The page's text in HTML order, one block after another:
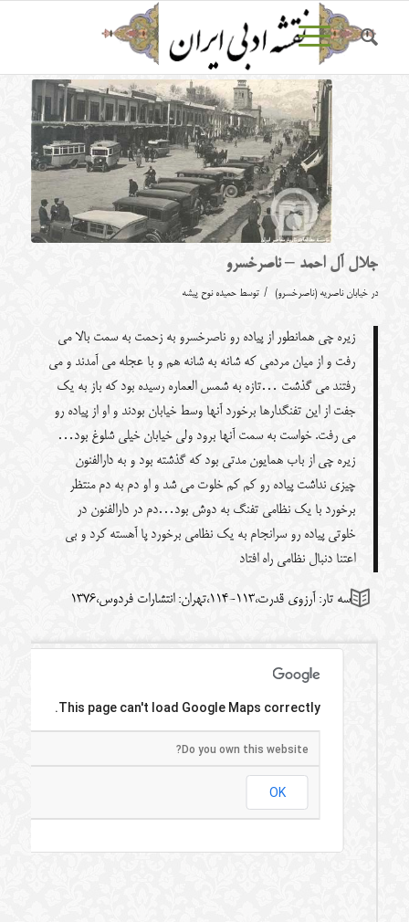
جلال آل احمد – ناصرخسرو
در خیابان ناصریه (ناصرخسرو) / توسط حمیده نوح پیشه
زیره چی همانطور از پیاده رو ناصرخسرو به زحمت به سمت بالا می
رفت و از میان مردمی که شانه به شانه هم و با عجله می آمدند و می
رفتند می گذشت …تازه به شمس العماره رسیده بود که باز به یک
جفت از این تفنگدارها برخورد آنها وسط خیابان بودند و او از پیاده رو
می رفت. خواست به سمت آنها برود ولی خیابان خیلی شلوغ بود…
زیره چی از باب همایون مدتی بود که گذشته بود و به دارالفنون
چیزی نداشت پیاده رو کم کم خلوت می شد و او دم به دم منتظر
برخورد با یک نظامی تفنگ به دوش بود…دم در دارالفنون در
خلوتی پیاده رو سرانجام به یک نظامی برخورد پا آهسته کرد و بی
اعتنا دنبال نظامی راه افتاد
سه تار: آرزوی قدرت،113-114،تهران: انتشارات فردوس،1376
This page can't load Google Maps correctly.
Do you own this website?
OK